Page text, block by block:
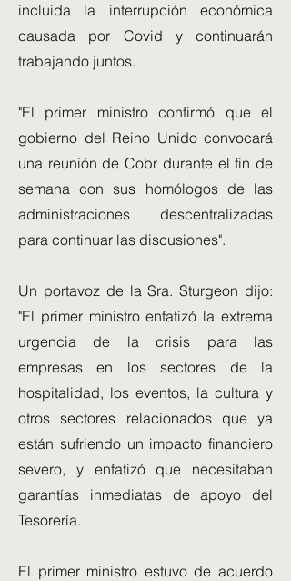
incluida la interrupción económica
causada por Covid y continuarán
trabajando juntos.
"El primer ministro confirmó que el
gobierno del Reino Unido convocará
una reunión de Cobr durante el fin de
semana con sus homólogos de las
administraciones descentralizadas
para continuar las discusiones".
Un portavoz de la Sra. Sturgeon dijo:
"El primer ministro enfatizó la extrema
urgencia de la crisis para las
empresas en los sectores de la
hospitalidad, los eventos, la cultura y
otros sectores relacionados que ya
están sufriendo un impacto financiero
severo, y enfatizó que necesitaban
garantías inmediatas de apoyo del
Tesorería.
El primer ministro estuvo de acuerdo